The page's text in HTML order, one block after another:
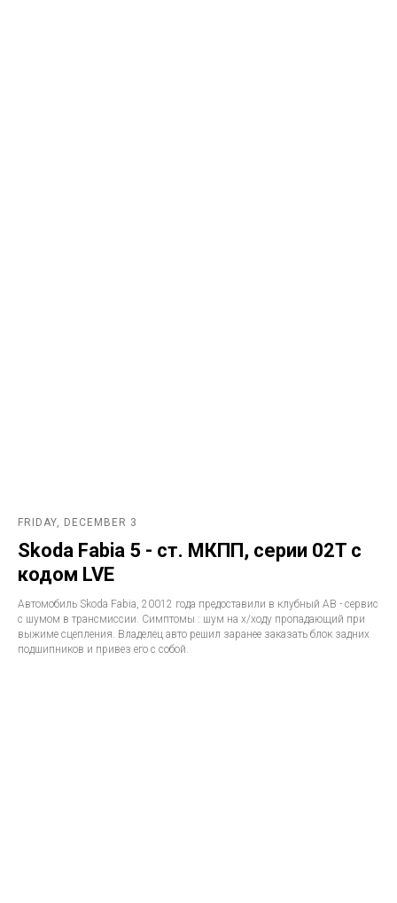
FRIDAY, DECEMBER 3
Skoda Fabia 5 - ст. МКПП, серии 02T с
кодом LVE
Автомобиль Skoda Fabia, 20012 года предоставили в клубный АВ - сервис
с шумом в трансмиссии. Симптомы : шум на х/ходу пропадающий при
выжиме сцепления. Владелец авто решил заранее заказать блок задних
подшипников и привез его с собой.